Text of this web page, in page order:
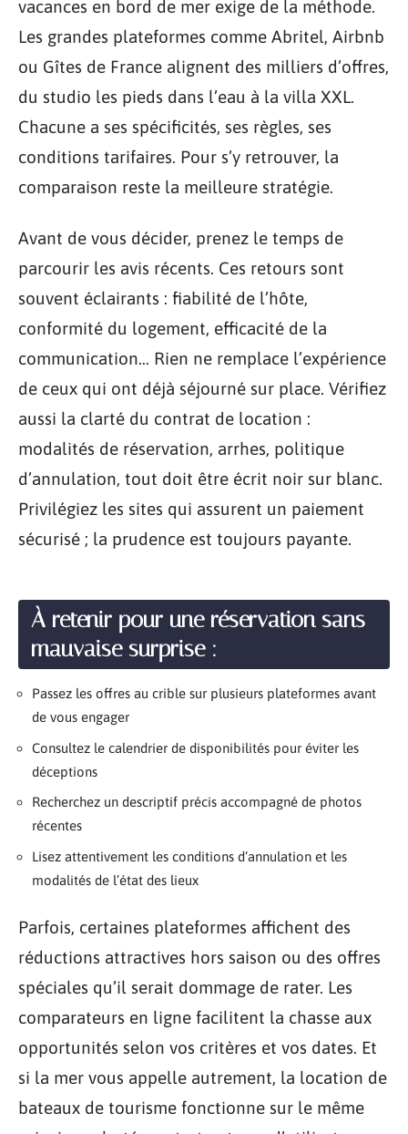
vacances en bord de mer exige de la méthode.
Les grandes plateformes comme Abritel, Airbnb
ou Gîtes de France alignent des milliers d’offres,
du studio les pieds dans l’eau à la villa XXL.
Chacune a ses spécificités, ses règles, ses
conditions tarifaires. Pour s’y retrouver, la
comparaison reste la meilleure stratégie.
Avant de vous décider, prenez le temps de
parcourir les avis récents. Ces retours sont
souvent éclairants : fiabilité de l’hôte,
conformité du logement, efficacité de la
communication… Rien ne remplace l’expérience
de ceux qui ont déjà séjourné sur place. Vérifiez
aussi la clarté du contrat de location :
modalités de réservation, arrhes, politique
d’annulation, tout doit être écrit noir sur blanc.
Privilégiez les sites qui assurent un paiement
sécurisé ; la prudence est toujours payante.
À retenir pour une réservation sans
mauvaise surprise :
Passez les offres au crible sur plusieurs plateformes avant
de vous engager
Consultez le calendrier de disponibilités pour éviter les
déceptions
Recherchez un descriptif précis accompagné de photos
récentes
Lisez attentivement les conditions d’annulation et les
modalités de l’état des lieux
Parfois, certaines plateformes affichent des
réductions attractives hors saison ou des offres
spéciales qu’il serait dommage de rater. Les
comparateurs en ligne facilitent la chasse aux
opportunités selon vos critères et vos dates. Et
si la mer vous appelle autrement, la location de
bateaux de tourisme fonctionne sur le même